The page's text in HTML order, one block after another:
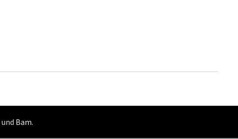
und Bam.